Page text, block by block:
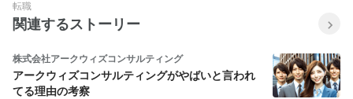
転職
関連するストーリー
株式会社アークウィズコンサルティング
アークウィズコンサルティングがやばいと言われ
てる理由の考察